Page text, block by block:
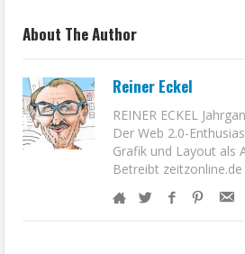
About The Author
Reiner Eckel
REINER ECKEL
Der Web 2.0-
Grafik und Layout als
Betreibt